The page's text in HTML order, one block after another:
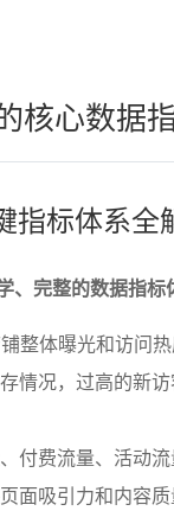
核心数据
指标体系全
、完整的数据指
整体曝光和访问热
情况，过高的新
付费流量、活动
面吸引力和内容